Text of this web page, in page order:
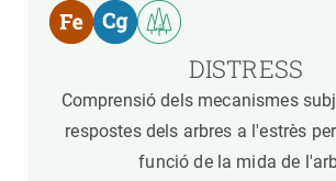
DISTRESS
Comprensió dels mecanismes
respostes dels arbres a l'estrès
funció de la mida de